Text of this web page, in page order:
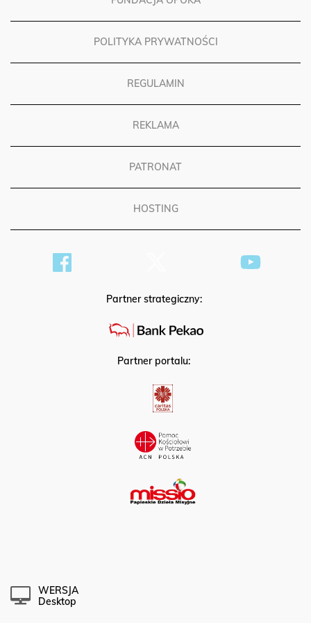
POLITYKA PRYWATNOŚCI
REGULAMIN
REKLAMA
PATRONAT
HOSTING
Partner strategiczny:
Partner portalu:
WERSJA
Desktop